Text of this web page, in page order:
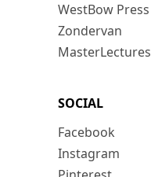
WestBow Press
Zondervan
MasterLectures
SOCIAL
Facebook
Instagram